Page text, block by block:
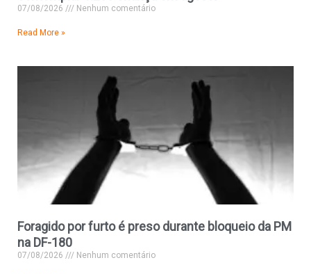
07/08/2026 Nenhum comentário
Read More »
Foragido por furto é preso durante bloqueio da PM
na DF-180
07/08/2026 Nenhum comentário